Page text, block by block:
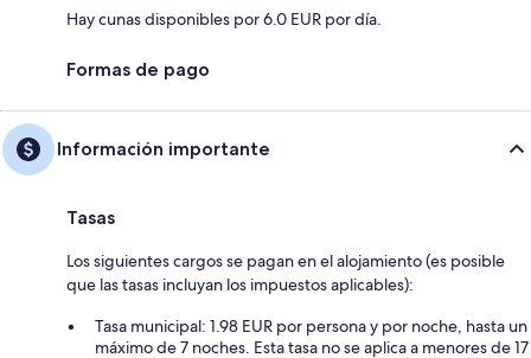
Hay cunas disponibles por 6.0 EUR por día.
Formas de pago
Información importante
Tasas
Los siguientes cargos se pagan en el alojamiento (es posible
que las tasas incluyan los impuestos aplicables):
Tasa municipal: 1.98 EUR por persona y por noche, hasta un
máximo de 7 noches. Esta tasa no se aplica a menores de 17